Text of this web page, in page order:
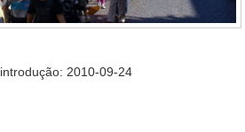
2010-09-24